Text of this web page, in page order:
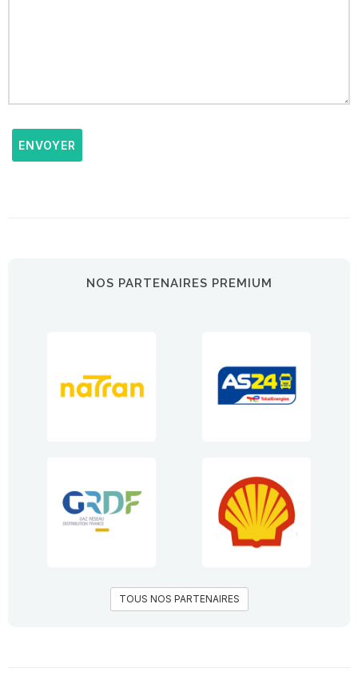
ENVOYER
NOS PARTENAIRES PREMIUM
TOUS NOS PARTENAIRES